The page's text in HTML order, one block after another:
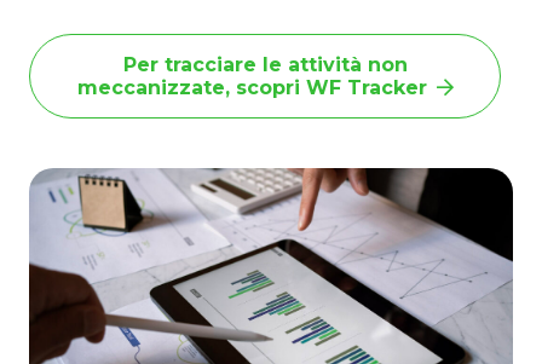
Per tracciare le attività non
meccanizzate, scopri WF Tracker